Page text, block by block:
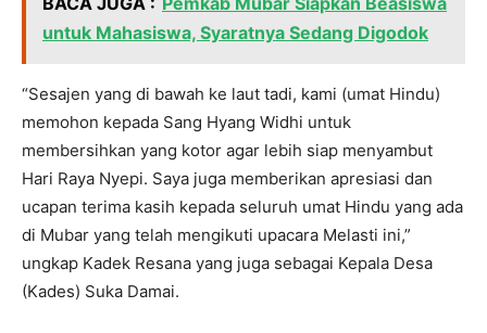
untuk Mahasiswa, Syaratnya Sedang Digodok
“Sesajen yang di bawah ke laut tadi, kami (umat Hindu)
memohon kepada Sang Hyang Widhi untuk
membersihkan yang kotor agar lebih siap menyambut
Hari Raya Nyepi. Saya juga memberikan apresiasi dan
ucapan terima kasih kepada seluruh umat Hindu yang ada
di Mubar yang telah mengikuti upacara Melasti ini,”
ungkap Kadek Resana yang juga sebagai Kepala Desa
(Kades) Suka Damai.